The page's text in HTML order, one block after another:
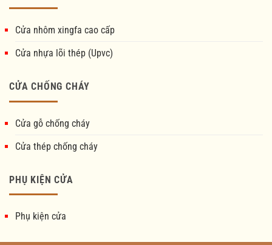
Cửa nhôm xingfa cao cấp
Cửa nhựa lõi thép (Upvc)
CỬA CHỐNG CHÁY
Cửa gỗ chống cháy
Cửa thép chống cháy
PHỤ KIỆN CỬA
Phụ kiện cửa